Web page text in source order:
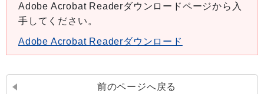
Adobe Acrobat Readerダウンロードページから入
手してください。
Adobe Acrobat Readerダウンロード
前のページへ戻る